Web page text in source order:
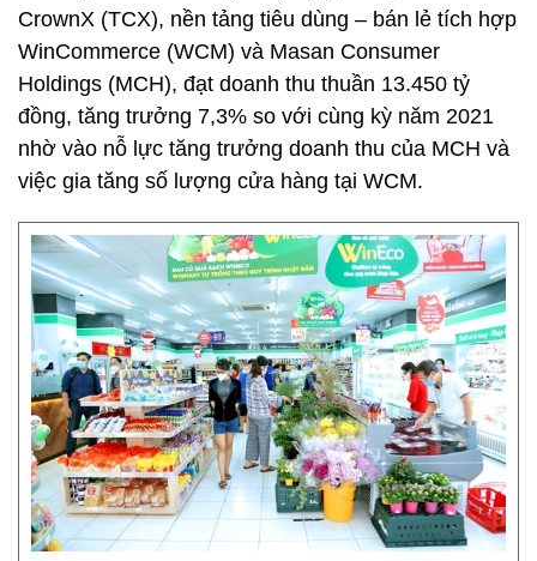
CrownX (TCX), nền tảng tiêu dùng – bán lẻ tích hợp
WinCommerce (WCM) và Masan Consumer
Holdings (MCH), đạt doanh thu thuần 13.450 tỷ
đồng, tăng trưởng 7,3% so với cùng kỳ năm 2021
nhờ vào nỗ lực tăng trưởng doanh thu của MCH và
việc gia tăng số lượng cửa hàng tại WCM.